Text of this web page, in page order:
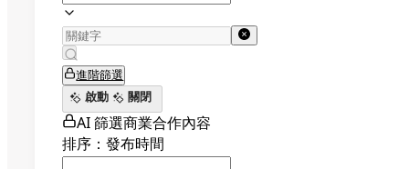
進階篩選
啟動
關閉
AI 篩選商業合作內容
排序：發布時間